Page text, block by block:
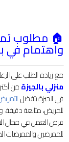
🏠 مطلوب
واهتمام في
مع زيادة الطلب على
منزلي بالجيزةمن
في الجيزة بتفضل
للمريض، متابعة
فرص العمل في مجال
للممرضين والممرضات